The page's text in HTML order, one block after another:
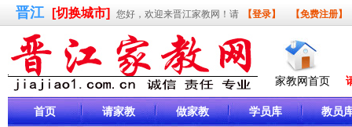
晋江 [切换城市] 您好，欢迎来晋江家教网！请 【登录】 【免费注册】
家教网首页
首页 请家教 做家教 学员库 教员